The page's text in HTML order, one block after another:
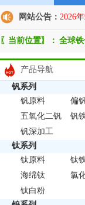
网站公告： 2026
〖当前位置〗： 全球
产品导航
钒系列
钒原料
偏
五氧化二钒
钒
钒深加工
钛系列
钛原料
钛
海绵钛
氯
钛白粉